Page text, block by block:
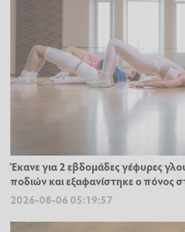
Έκανε για 2 εβδομάδες γέφυρες
ποδιών και εξαφανίστηκε ο πόνος
2026-08-06 05:19:57